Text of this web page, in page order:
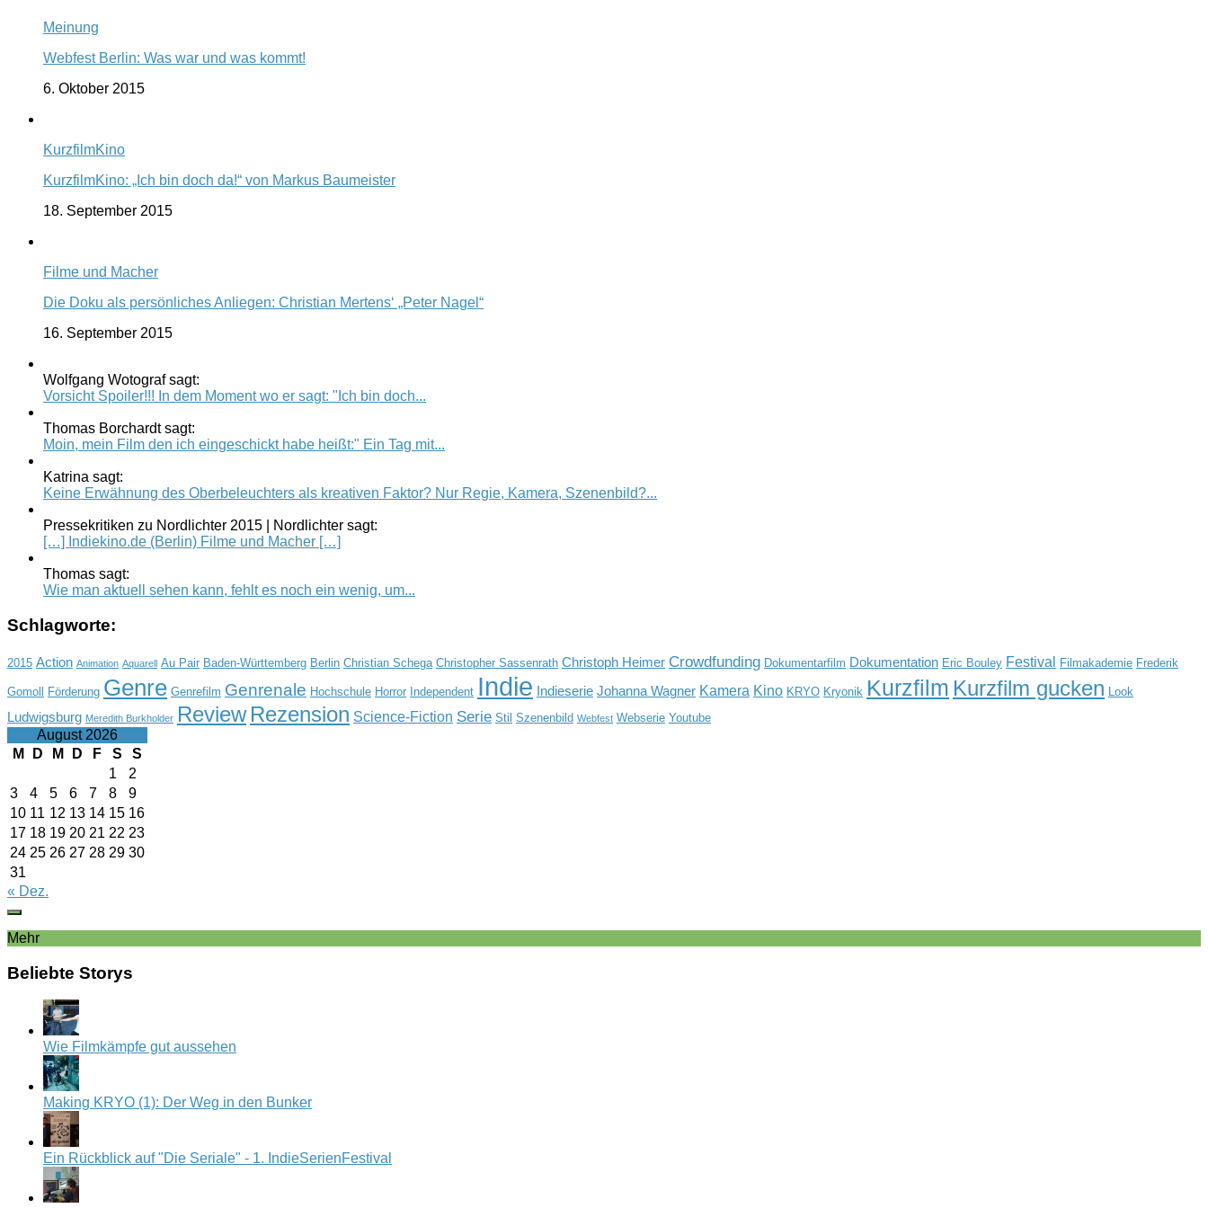
Meinung
Webfest Berlin: Was war und was kommt!
6. Oktober 2015
KurzfilmKino
KurzfilmKino: „Ich bin doch da!“ von Markus Baumeister
18. September 2015
Filme und Macher
Die Doku als persönliches Anliegen: Christian Mertens‘ „Peter Nagel“
16. September 2015
Wolfgang Wotograf sagt:
Vorsicht Spoiler!!! In dem Moment wo er sagt: "Ich bin doch...
Thomas Borchardt sagt:
Moin, mein Film den ich eingeschickt habe heißt:" Ein Tag mit...
Katrina sagt:
Keine Erwähnung des Oberbeleuchters als kreativen Faktor? Nur Regie, Kamera, Szenenbild?...
Pressekritiken zu Nordlichter 2015 | Nordlichter sagt:
[…] Indiekino.de (Berlin) Filme und Macher […]
Thomas sagt:
Wie man aktuell sehen kann, fehlt es noch ein wenig, um...
Schlagworte:
2015 Action Animation Aquarell Au Pair Baden-Württemberg Berlin Christian Schega Christopher Sassenrath Christoph Heimer Crowdfunding Dokumentarfilm Dokumentation Eric Bouley Festival Filmakademie Frederik
Gomoll Förderung Genre Genrefilm Genrenale Hochschule Horror Independent Indie Indieserie Johanna Wagner Kamera Kino KRYO Kryonik Kurzfilm Kurzfilm gucken Look
Ludwigsburg Meredith Burkholder Review Rezension Science-Fiction Serie Stil Szenenbild Webfest Webserie Youtube
August 2026
M
D M D F S
S
1
2
3
4 5 6 7 8
9
10 11 12 13 14 15 16
17 18 19 20 21 22 23
24 25 26 27 28 29 30
31
« Dez.
Mehr
Beliebte Storys
Wie Filmkämpfe gut aussehen
Making KRYO (1): Der Weg in den Bunker
Ein Rückblick auf "Die Seriale" - 1. IndieSerienFestival